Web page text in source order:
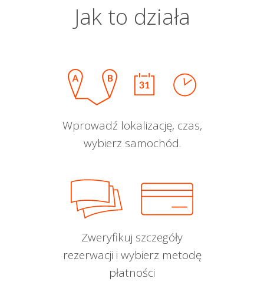
Jak to działa
Wprowadź lokalizację, czas,
wybierz samochód.
Zweryfikuj szczegóły
rezerwacji i wybierz metodę
płatności